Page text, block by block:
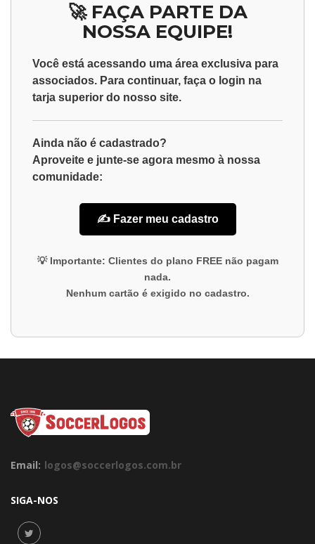
🚀 FAÇA PARTE DA
NOSSA EQUIPE!
Você está acessando uma área exclusiva para
associados. Para continuar, faça o login na
tarja superior do nosso site.
Ainda não é cadastrado?
Aproveite e junte-se agora mesmo à nossa
comunidade:
✍️ Fazer meu cadastro
💡 Importante: Clientes do plano FREEnão pagam
nada.
Nenhum cartão é exigido no cadastro.
Email: logos@soccerlogos.com.br
SIGA-NOS